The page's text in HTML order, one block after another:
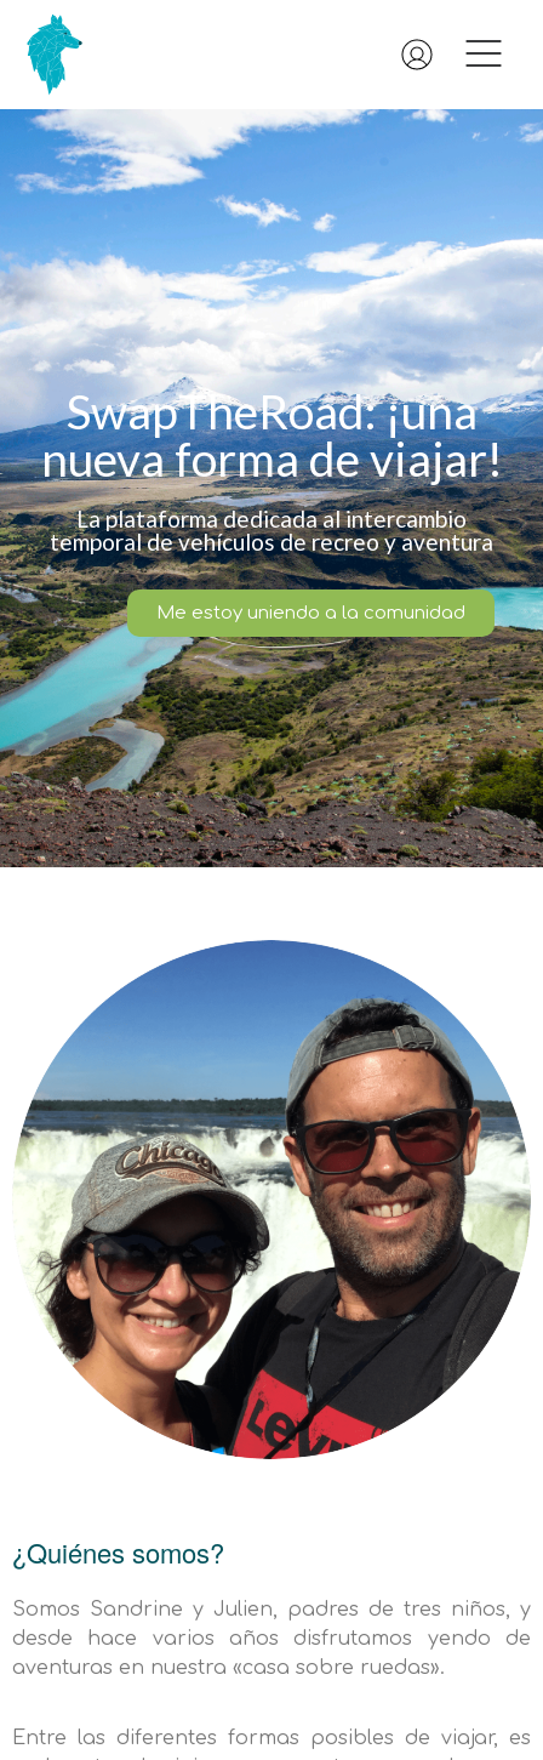
SwapTheRoad: ¡una
nueva forma de viajar!
La plataforma dedicada al intercambio
temporal de vehículos de recreo y aventura
Me estoy uniendo a la comunidad
¿Quiénes somos?
Somos Sandrine y Julien, padres de tres niños, y
desde hace varios años disfrutamos yendo de
aventuras en nuestra «casa sobre ruedas».
Entre las diferentes formas posibles de viajar, es